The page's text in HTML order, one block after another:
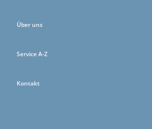
Über uns
Service A-Z
Kontakt